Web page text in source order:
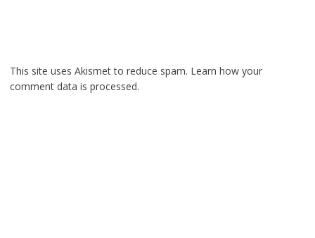
This site uses Akismet to reduce spam. Learn how your
comment data is processed.